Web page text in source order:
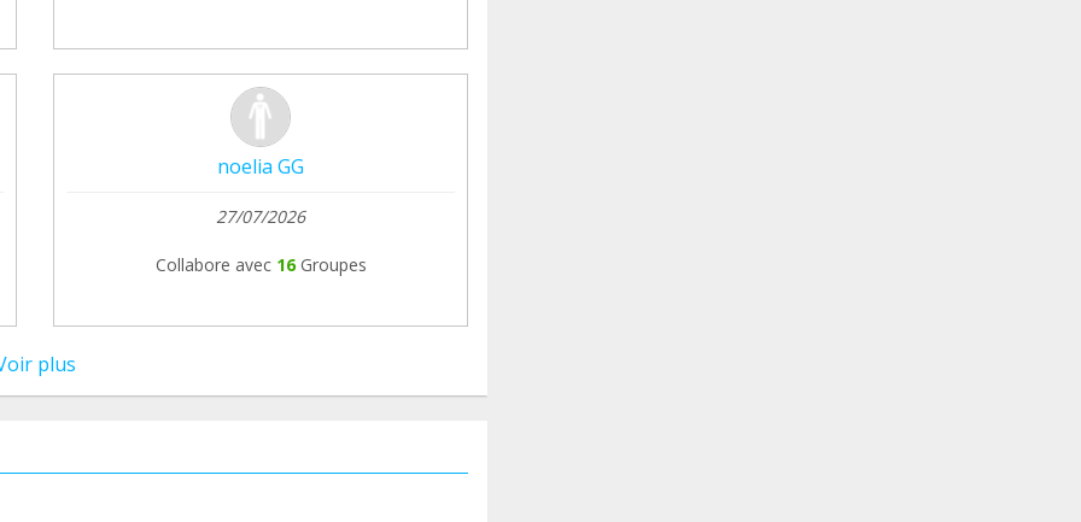
noelia GG
27/07/2026
Collabore avec 16 Groupes
plus